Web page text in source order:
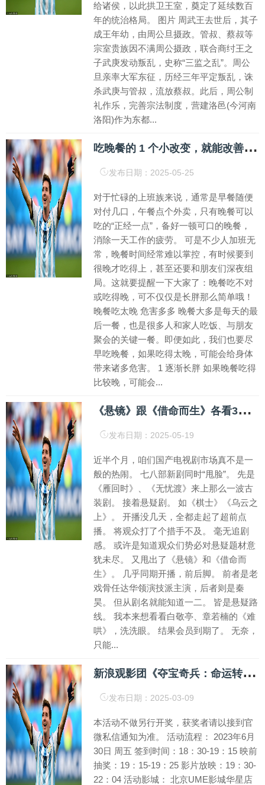
给诸侯，以此拱卫王室，奠定了延续数百
年的统治格局。 图片 周武王去世后，其子
成王年幼，由周公旦摄政。管叔、蔡叔等
宗室贵族因不满周公摄政，联合商纣王之
子武庚发动叛乱，史称“三监之乱”。周公
旦亲率大军东征，历经三年平定叛乱，诛
杀武庚与管叔，流放蔡叔。此后，周公制
礼作乐，完善宗法制度，营建洛邑(今河南
洛阳)作为东都...
吃
晚餐的 1 个小改变，就能改善脂肪肝？！后悔知道的太晚……
发布日期：2025-05-25
对于忙碌的上班族来说，通常是早餐随便
对付几口，午餐点个外卖，只有晚餐可以
吃的“正经一点”，备好一顿可口的晚餐，
消除一天工作的疲劳。 可是不少人加班无
常，晚餐时间经常难以掌控，有时候要到
很晚才吃得上，甚至还要和朋友们深夜组
局。这就要提醒一下大家了：晚餐吃不对
或吃得晚，可不仅仅是长胖那么简单哦！
晚餐吃太晚 危害多多 晚餐大多是每天的最
后一餐，也是很多人和家人吃饭、与朋友
聚会的关键一餐。即便如此，我们也要尽
早吃晚餐，如果吃得太晚，可能会给身体
带来诸多危害。 1 逐渐长胖 如果晚餐吃得
比较晚，可能会...
《
悬镜》跟《借命而生》各看3集, 一个用爱注水, 一个用尺度写实
发布日期：2025-05-19
近半个月，咱们国产电视剧市场真不是一
般的热闹。 七八部新剧同时“甩脸”。 先是
《雁回时》、《无忧渡》来上那么一波古
装剧。 接着悬疑剧。 如《棋士》《乌云之
上》。 开播没几天，全都走起了超前点
播。 将观众打了个措手不及。 毫无追剧
感。 或许是知道观众们势必对悬疑题材意
犹未尽。 又甩出了《悬镜》和《借命而
生》。 几乎同期开播，前后脚。 前者是老
戏骨任达华领演技派主演，后者则是秦
昊。 但从剧名就能知道一二。 皆是悬疑路
线。 我本来想看看白敬亭、章若楠的《难
哄》，洗洗眼。 结果会员到期了。 无奈，
只能...
新
浪观影团《夺宝奇兵：命运转盘》免费抢票
发布日期：2025-03-09
本活动不做另行开奖，获奖者请以接到官
微私信通知为准。 活动流程： 2023年6月
30日 周五 签到时间：18：30-19：15 映前
抽奖：19：15-19：25 影片放映：19：30-
22：04 活动影城： 北京UME影城华星店